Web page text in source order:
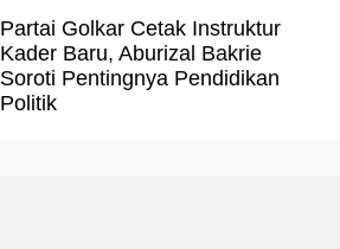
Partai Golkar Cetak Instruktur
Kader Baru, Aburizal Bakrie
Soroti Pentingnya Pendidikan
Politik